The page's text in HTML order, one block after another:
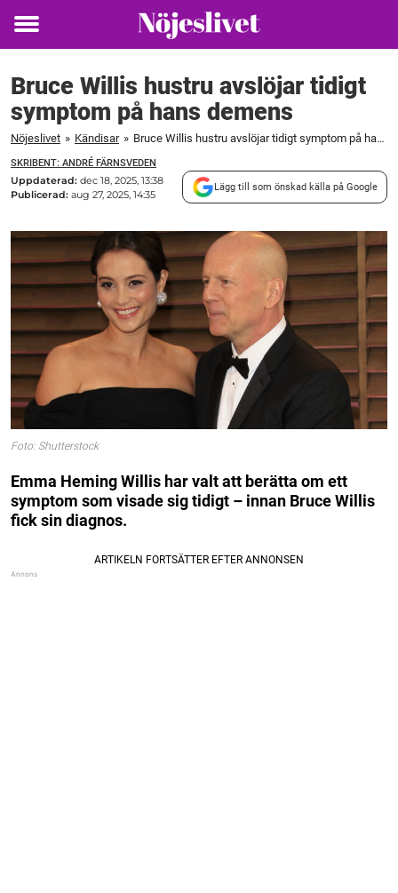
Toggle
Bruce Willis hustru avslöjar tidigt
symptom på hans demens
Nöjeslivet » Kändisar » Bruce Willis hustru avslöjar tidigt symptom på hans demens
SKRIBENT: ANDRÉ FÄRNSVEDEN
Uppdaterad: dec 18, 2025, 13:38
Publicerad: aug 27, 2025, 14:35
Lägg till som önskad källa på Google
Foto: Shutterstock
Emma Heming Willis har valt att berätta om ett
symptom som visade sig tidigt – innan Bruce Willis
fick sin diagnos.